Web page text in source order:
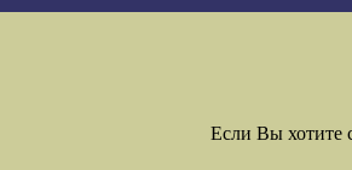
Если Вы хотите